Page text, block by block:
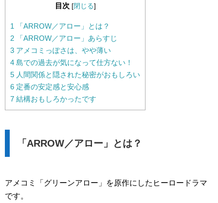
目次 [閉じる]
1 「ARROW／アロー」とは？
2 「ARROW／アロー」あらすじ
3 アメコミっぽさは、やや薄い
4 島での過去が気になって仕方ない！
5 人間関係と隠された秘密がおもしろい
6 定番の安定感と安心感
7 結構おもしろかったです
「ARROW／アロー」とは？
アメコミ「グリーンアロー」を原作にしたヒーロードラマ
です。